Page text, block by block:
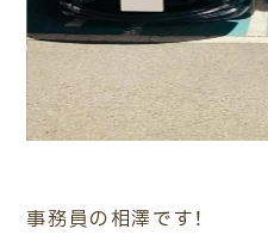
ご相談・
来店予約
査定予約
事務員の相澤です！